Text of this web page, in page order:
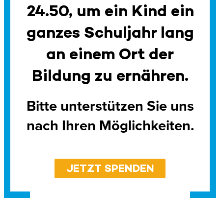
24.50, um ein Kind ein
ganzes Schuljahr lang
an einem Ort der
Bildung zu ernähren.
Bitte unterstützen Sie uns
nach Ihren Möglichkeiten.
JETZT SPENDEN